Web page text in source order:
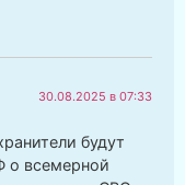
30.08.2025 в 07:33
будут
о всемерной